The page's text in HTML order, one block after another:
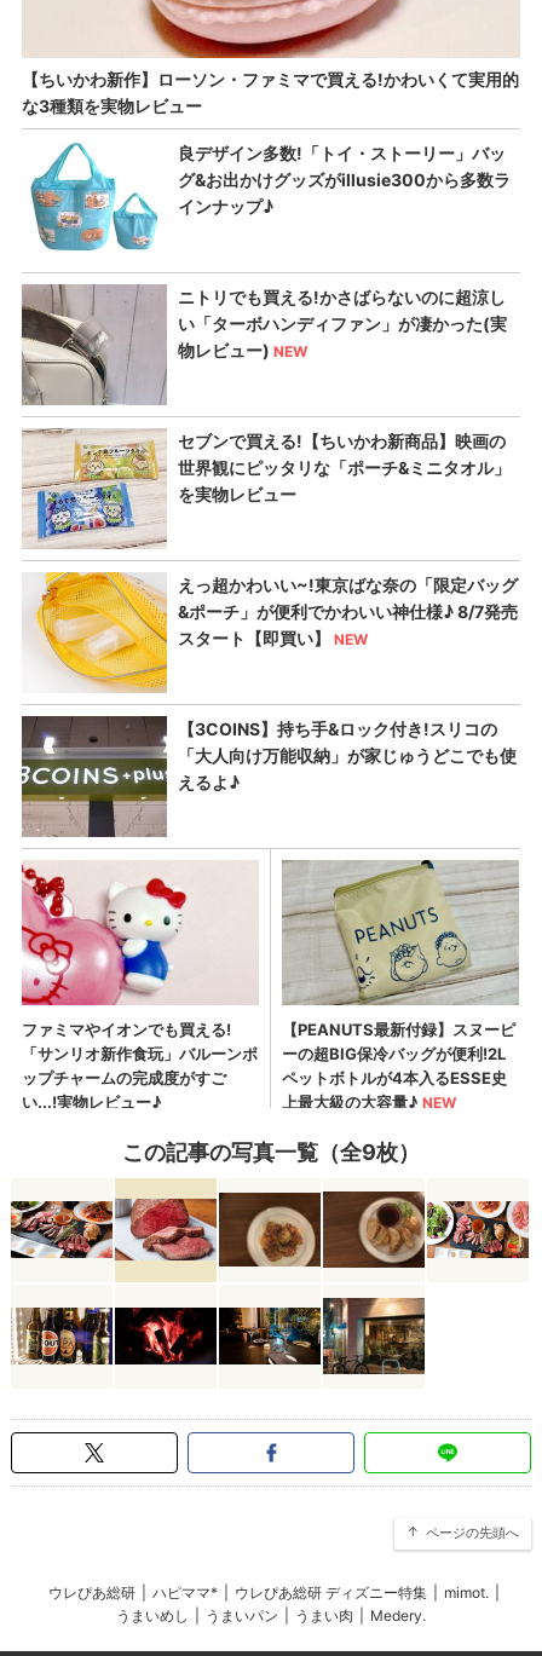
この記事の写真一覧（全9枚）
ページの先頭へ
ウレぴあ総研 ハピママ* ウレぴあ総研 ディズニー特集 mimot.
うまいめし
うまいパン うまい肉 Medery.